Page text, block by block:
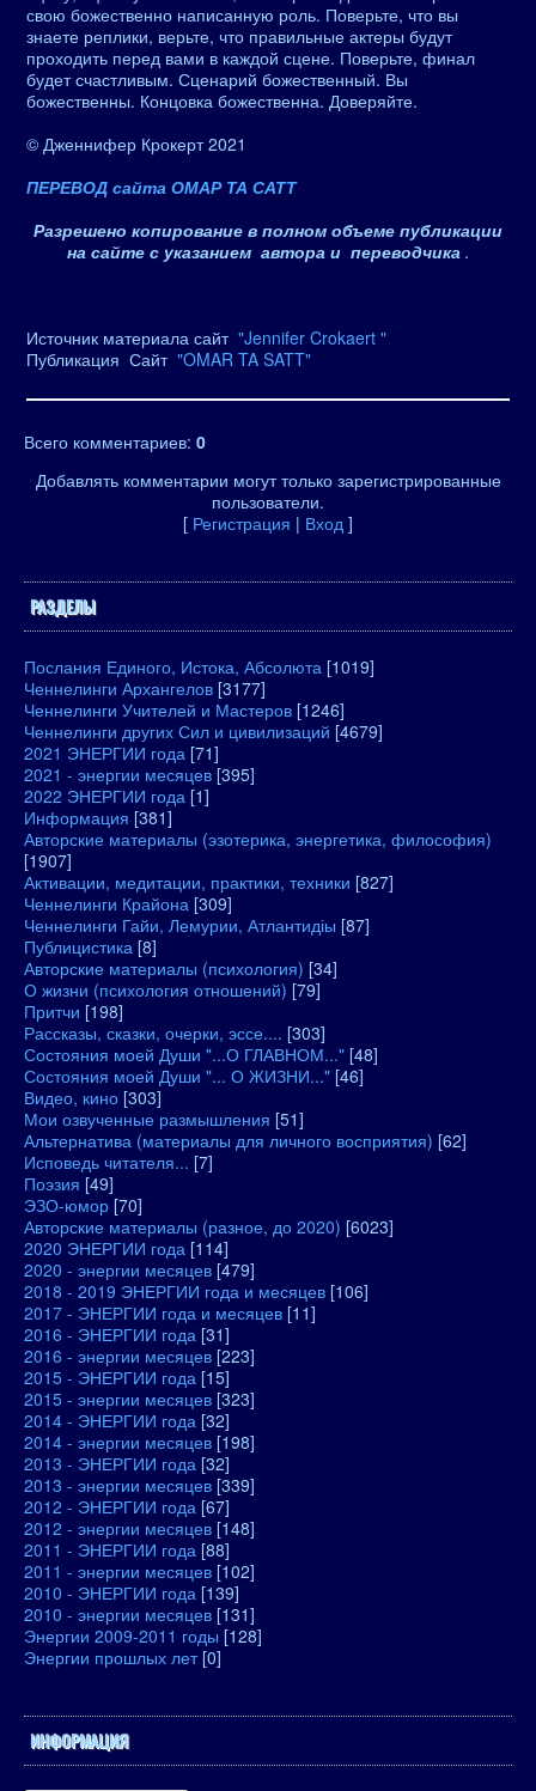
свою божественно написанную роль. Поверьте, что вы
знаете реплики, верьте, что правильные актеры будут
проходить перед вами в каждой сцене. Поверьте, финал
будет счастливым. Сценарий божественный. Вы
божественны. Концовка божественна. Доверяйте.
© Дженнифер Крокерт 2021
ПЕРЕВОД сайта ОМАР ТА САТТ
Разрешено копирование в полном объеме публикации
на сайте с указанием автора и переводчика .
Источник материала сайт "Jennifer Crokaert "
Публикация Сайт "OMAR TA SATT"
Всего комментариев: 0
Добавлять комментарии могут только зарегистрированные
пользователи.
[ Регистрация | Вход ]
РАЗДЕЛЫ
Послания Единого, Истока, Абсолюта [1019]
Ченнелинги Архангелов [3177]
Ченнелинги Учителей и Мастеров [1246]
Ченнелинги других Сил и цивилизаций [4679]
2021 ЭНЕРГИИ года [71]
2021 - энергии месяцев [395]
2022 ЭНЕРГИИ года [1]
Информация [381]
Авторские материалы (эзотерика, энергетика, философия)
[1907]
Активации, медитации, практики, техники [827]
Ченнелинги Крайона [309]
Ченнелинги Гайи, Лемурии, Атлантидіы [87]
Публицистика [8]
Авторские материалы (психология) [34]
О жизни (психология отношений) [79]
Притчи [198]
Рассказы, сказки, очерки, эссе.... [303]
Состояния моей Души "...О ГЛАВНОМ..." [48]
Состояния моей Души "... О ЖИЗНИ..." [46]
Видео, кино [303]
Мои озвученные размышления [51]
Альтернатива (материалы для личного восприятия) [62]
Исповедь читателя... [7]
Поэзия [49]
ЭЗО-юмор [70]
Авторские материалы (разное, до 2020) [6023]
2020 ЭНЕРГИИ года [114]
2020 - энергии месяцев [479]
2018 - 2019 ЭНЕРГИИ года и месяцев [106]
2017 - ЭНЕРГИИ года и месяцев [11]
2016 - ЭНЕРГИИ года [31]
2016 - энергии месяцев [223]
2015 - ЭНЕРГИИ года [15]
2015 - энергии месяцев [323]
2014 - ЭНЕРГИИ года [32]
2014 - энергии месяцев [198]
2013 - ЭНЕРГИИ года [32]
2013 - энергии месяцев [339]
2012 - ЭНЕРГИИ года [67]
2012 - энергии месяцев [148]
2011 - ЭНЕРГИИ года [88]
2011 - энергии месяцев [102]
2010 - ЭНЕРГИИ года [139]
2010 - энергии месяцев [131]
Энергии 2009-2011 годы [128]
Энергии прошлых лет [0]
ИНФОРМАЦИЯ